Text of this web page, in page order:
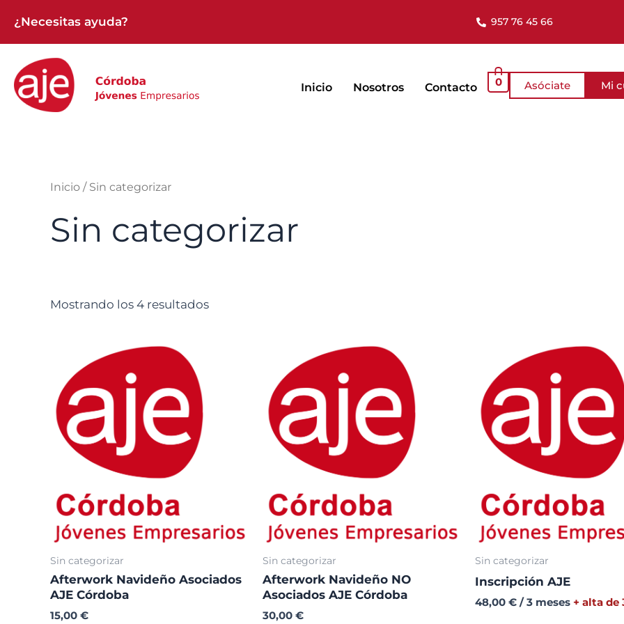
contenido
¿Necesitas ayuda? 957 76 45 66
Inicio Nosotros Contacto 0 Asóciate Mi
Inicio / Sin categorizar
Sin categorizar
Mostrando los 4 resultados
Sin categorizar
Afterwork Navideño Asociados
AJE Córdoba
15,00 €
Sin categorizar
Afterwork Navideño NO
Asociados AJE Córdoba
30,00 €
Sin categorizar
Inscripción AJE
48,00 € / 3 meses + alta de